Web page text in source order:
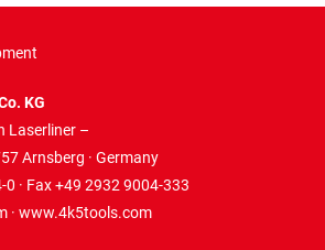
KG
Laserliner –
Arnsberg · Germany
0 · Fax +49 2932 9004-333
·www.4k5tools.com